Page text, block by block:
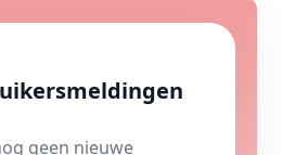
geen nieuwe